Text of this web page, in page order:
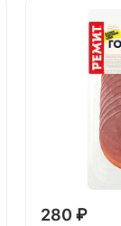
280 ₽